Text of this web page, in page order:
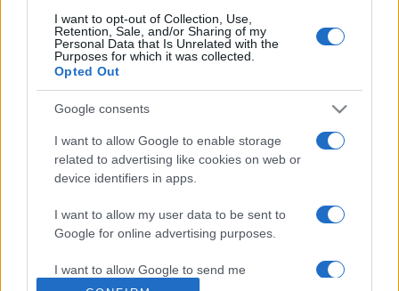
I want to opt-out of Collection, Use,
Retention, Sale, and/or Sharing of my
Personal Data that Is Unrelated with the
Purposes for which it was collected.
Opted Out
Google consents
I want to allow Google to enable storage
related to advertising like cookies on web or
device identifiers in apps.
I want to allow my user data to be sent to
Google for online advertising purposes.
I want to allow Google to send me
personalized advertising.
megnyitóján a hódmezővásárhelyi Alföldi Galériában 2022.
október 9-én. MTI / Rosta Tibor
HÓDMEZŐVÁSÁRHELY KORTÁRS KÉPZŐMŰVÉSZET NÁTYI RÓBERT
MEGOSZTÁS